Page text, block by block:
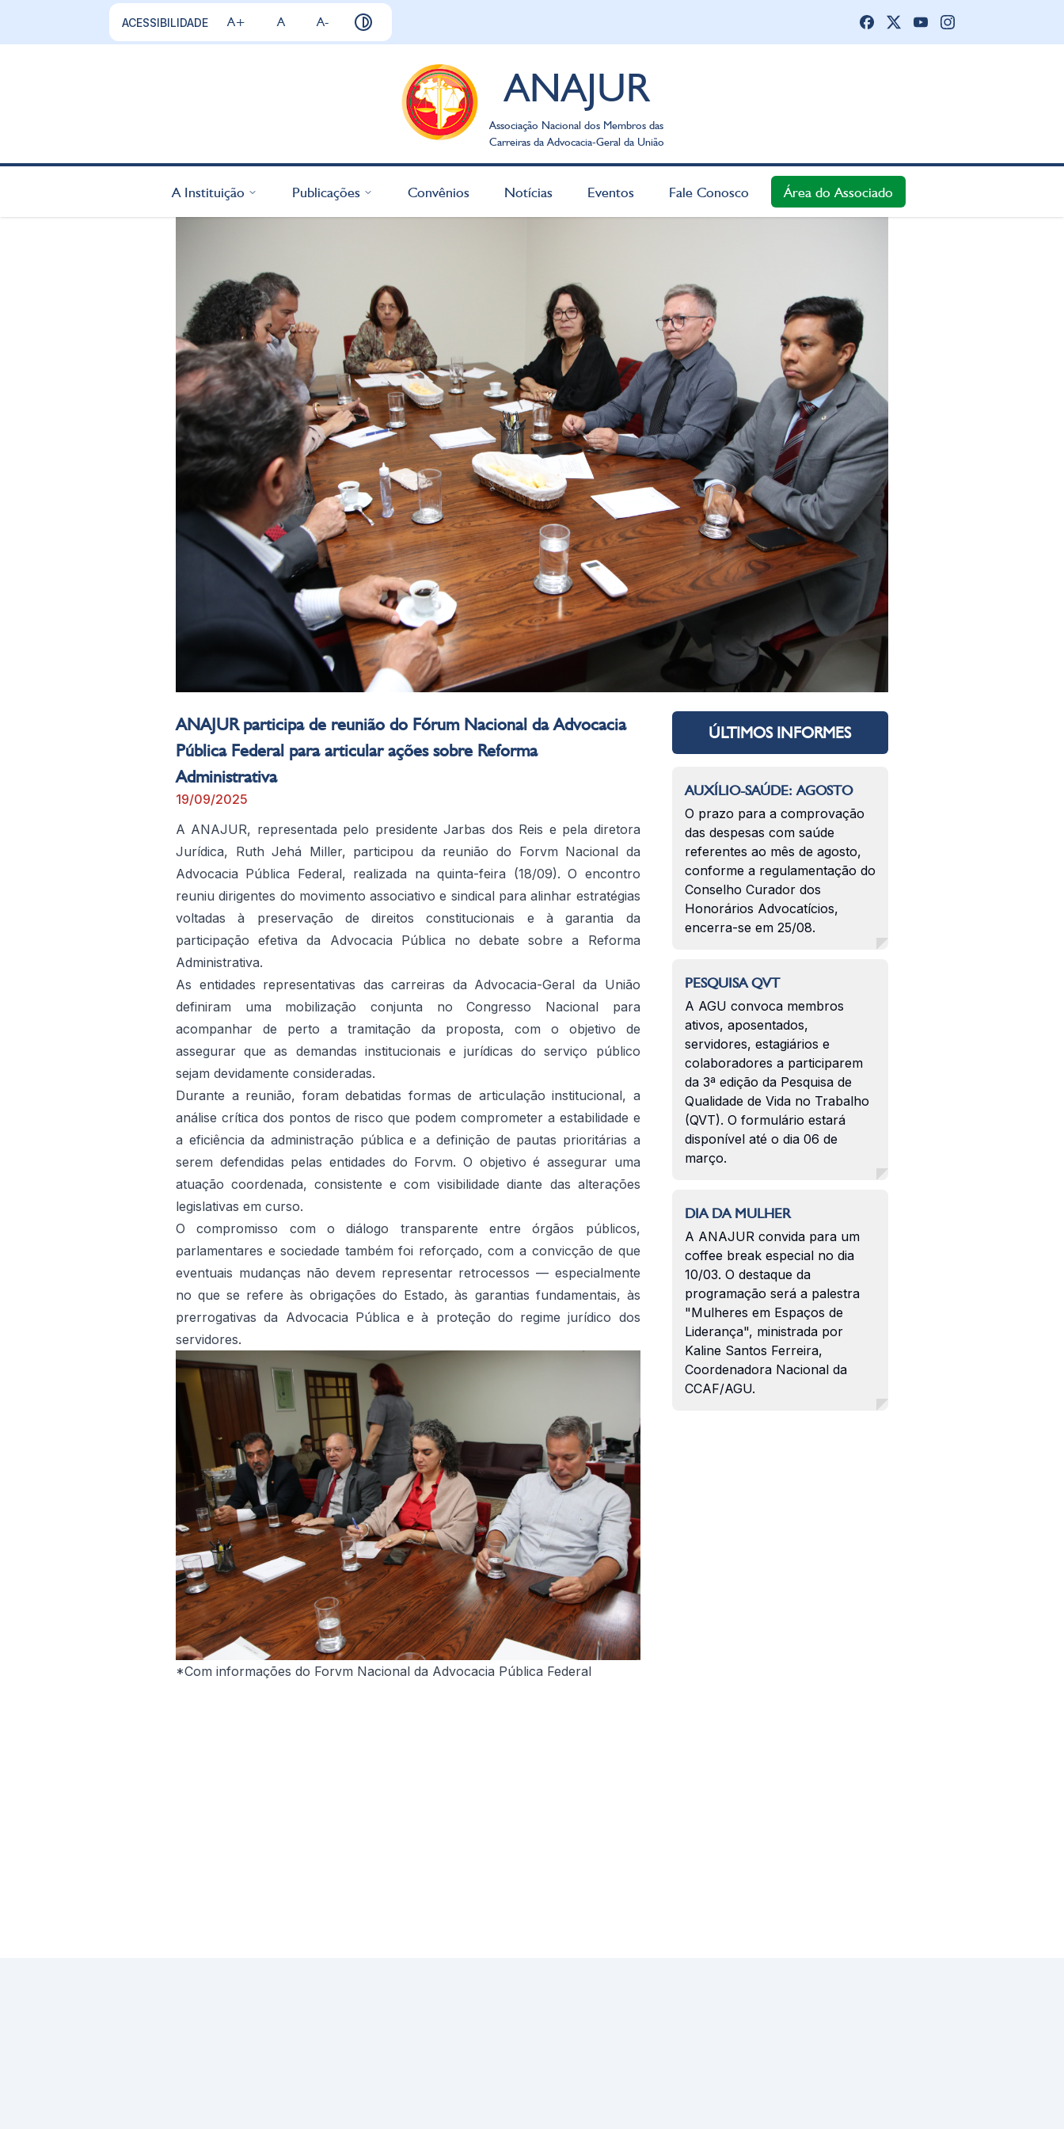
ACESSIBILIDADE A+ A A-
ANAJUR
Associação Nacional dos Membros das
Carreiras da Advocacia-Geral da União
A Instituição Publicações Convênios Notícias Eventos Fale Conosco Área do Associado
ANAJUR participa de reunião do Fórum Nacional da Advocacia
Pública Federal para articular ações sobre Reforma
Administrativa
19/09/2025
A ANAJUR, representada pelo presidente Jarbas dos Reis e pela diretora
Jurídica, Ruth Jehá Miller, participou da reunião do Forvm Nacional da
Advocacia Pública Federal, realizada na quinta-feira (18/09). O encontro
reuniu dirigentes do movimento associativo e sindical para alinhar estratégias
voltadas à preservação de direitos constitucionais e à garantia da
participação efetiva da Advocacia Pública no debate sobre a Reforma
Administrativa.
As entidades representativas das carreiras da Advocacia-Geral da União
definiram uma mobilização conjunta no Congresso Nacional para
acompanhar de perto a tramitação da proposta, com o objetivo de
assegurar que as demandas institucionais e jurídicas do serviço público
sejam devidamente consideradas.
Durante a reunião, foram debatidas formas de articulação institucional, a
análise crítica dos pontos de risco que podem comprometer a estabilidade e
a eficiência da administração pública e a definição de pautas prioritárias a
serem defendidas pelas entidades do Forvm. O objetivo é assegurar uma
atuação coordenada, consistente e com visibilidade diante das alterações
legislativas em curso.
O compromisso com o diálogo transparente entre órgãos públicos,
parlamentares e sociedade também foi reforçado, com a convicção de que
eventuais mudanças não devem representar retrocessos — especialmente
no que se refere às obrigações do Estado, às garantias fundamentais, às
prerrogativas da Advocacia Pública e à proteção do regime jurídico dos
servidores.
*Com informações do Forvm Nacional da Advocacia Pública Federal
ÚLTIMOS INFORMES
AUXÍLIO-SAÚDE: AGOSTO
O prazo para a comprovação
das despesas com saúde
referentes ao mês de agosto,
conforme a regulamentação do
Conselho Curador dos
Honorários Advocatícios,
encerra-se em 25/08.
PESQUISA QVT
A AGU convoca membros
ativos, aposentados,
servidores, estagiários e
colaboradores a participarem
da 3ª edição da Pesquisa de
Qualidade de Vida no Trabalho
(QVT). O formulário estará
disponível até o dia 06 de
março.
DIA DA MULHER
A ANAJUR convida para um
coffee break especial no dia
10/03. O destaque da
programação será a palestra
"Mulheres em Espaços de
Liderança", ministrada por
Kaline Santos Ferreira,
Coordenadora Nacional da
CCAF/AGU.